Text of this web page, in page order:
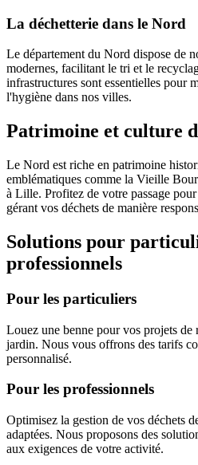
La déchetterie dans le Nord
Le département du Nord dispose de
modernes, facilitant le tri et le
infrastructures sont essentielles pour
l'hygiène dans nos villes.
Patrimoine et culture
Le Nord est riche en patrimoine
emblématiques comme la Vieille
à Lille. Profitez de votre passage
gérant vos déchets de manière
Solutions pour
professionnels
Pour les particuliers
Louez une benne pour vos projets de
jardin. Nous vous offrons des tarifs
personnalisé.
Pour les professionnels
Optimisez la gestion de vos déchets
adaptées. Nous proposons des
aux exigences de votre activité.